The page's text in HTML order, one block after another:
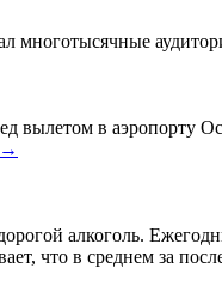
многотысячные
вылетом в аэропорту
→
алкоголь.
что в среднем за